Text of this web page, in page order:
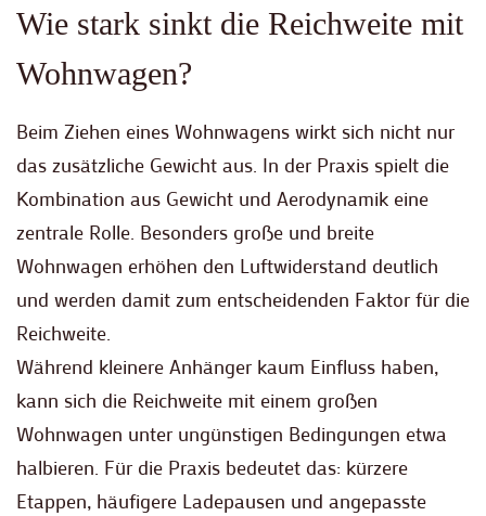
Wie stark sinkt die Reichweite mit
Wohnwagen?
Beim Ziehen eines Wohnwagens wirkt sich nicht nur
das zusätzliche Gewicht aus. In der Praxis spielt die
Kombination aus Gewicht und Aerodynamik eine
zentrale Rolle. Besonders große und breite
Wohnwagen erhöhen den Luftwiderstand deutlich
und werden damit zum entscheidenden Faktor für die
Reichweite.
Während kleinere Anhänger kaum Einfluss haben,
kann sich die Reichweite mit einem großen
Wohnwagen unter ungünstigen Bedingungen etwa
halbieren. Für die Praxis bedeutet das: kürzere
Etappen, häufigere Ladepausen und angepasste